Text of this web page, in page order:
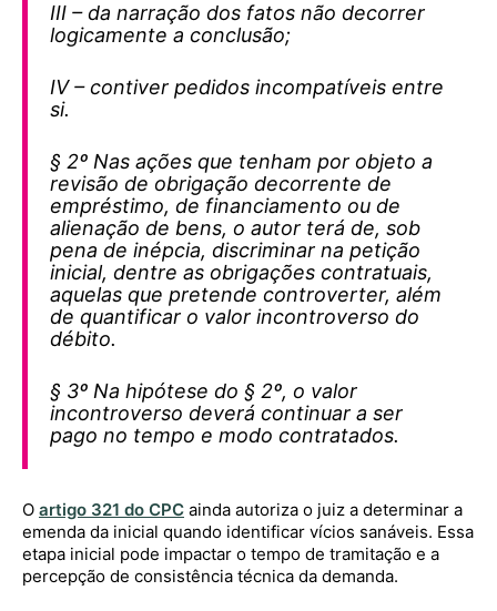
III – da narração dos fatos não decorrer
logicamente a conclusão;
IV – contiver pedidos incompatíveis entre
si.
§ 2º Nas ações que tenham por objeto a
revisão de obrigação decorrente de
empréstimo, de financiamento ou de
alienação de bens, o autor terá de, sob
pena de inépcia, discriminar na petição
inicial, dentre as obrigações contratuais,
aquelas que pretende controverter, além
de quantificar o valor incontroverso do
débito.
§ 3º Na hipótese do § 2º, o valor
incontroverso deverá continuar a ser
pago no tempo e modo contratados.
O artigo 321 do CPC ainda autoriza o juiz a determinar a
emenda da inicial quando identificar vícios sanáveis. Essa
etapa inicial pode impactar o tempo de tramitação e a
percepção de consistência técnica da demanda.